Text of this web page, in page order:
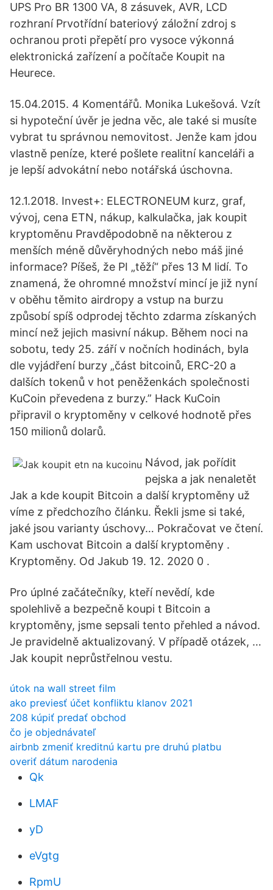
UPS Pro BR 1300 VA, 8 zásuvek, AVR, LCD
rozhraní Prvotřídní bateriový záložní zdroj s
ochranou proti přepětí pro vysoce výkonná
elektronická zařízení a počítače Koupit na
Heurece.
15.04.2015. 4 Komentářů. Monika Lukešová. Vzít
si hypoteční úvěr je jedna věc, ale také si musíte
vybrat tu správnou nemovitost. Jenže kam jdou
vlastně peníze, které pošlete realitní kanceláři a
je lepší advokátní nebo notářská úschovna.
12.1.2018. Invest+: ELECTRONEUM kurz, graf,
vývoj, cena ETN, nákup, kalkulačka, jak koupit
kryptoměnu Pravděpodobně na některou z
menších méně důvěryhodných nebo máš jiné
informace? Píšeš, že PI „těží“ přes 13 M lidí. To
znamená, že ohromné množství mincí je již nyní
v oběhu těmito airdropy a vstup na burzu
způsobí spíš odprodej těchto zdarma získaných
mincí než jejich masivní nákup. Během noci na
sobotu, tedy 25. září v nočních hodinách, byla
dle vyjádření burzy „část bitcoinů, ERC-20 a
dalších tokenů v hot peněženkách společnosti
KuCoin převedena z burzy.” Hack KuCoin
připravil o kryptoměny v celkové hodnotě přes
150 milionů dolarů.
Návod, jak pořídit
pejska a jak nenaletět
Jak a kde koupit Bitcoin a další kryptoměny už
víme z předchozího článku. Řekli jsme si také,
jaké jsou varianty úschovy… Pokračovat ve čtení.
Kam uschovat Bitcoin a další kryptoměny .
Kryptoměny. Od Jakub 19. 12. 2020 0 .
Pro úplné začátečníky, kteří nevědí, kde
spolehlivě a bezpečně koupi t Bitcoin a
kryptoměny, jsme sepsali tento přehled a návod.
Je pravidelně aktualizovaný. V případě otázek, …
Jak koupit neprůstřelnou vestu.
útok na wall street film
ako previesť účet konfliktu klanov 2021
208 kúpiť predať obchod
čo je objednávateľ
airbnb zmeniť kreditnú kartu pre druhú platbu
overiť dátum narodenia
Qk
LMAF
yD
eVgtg
RpmU